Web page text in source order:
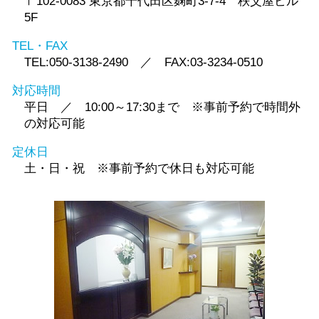
5F
TEL・FAX
TEL:050-3138-2490 ／ FAX:03-3234-0510
対応時間
平日 ／ 10:00～17:30まで ※事前予約で時間外
の対応可能
定休日
土・日・祝 ※事前予約で休日も対応可能